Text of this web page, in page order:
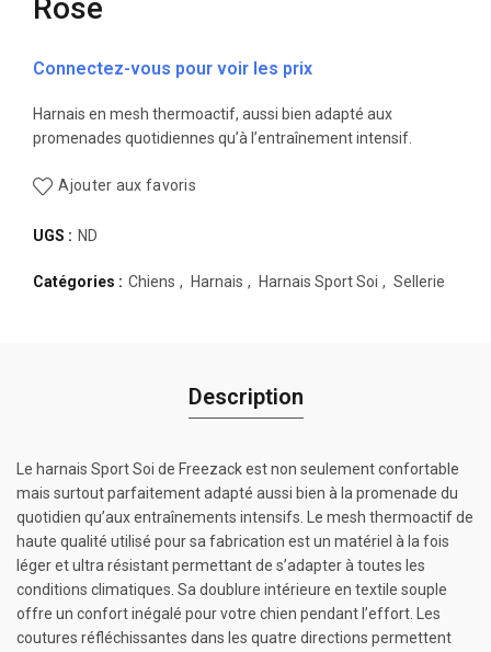
Rose
Connectez-vous pour voir les prix
Harnais en mesh thermoactif, aussi bien adapté aux
promenades quotidiennes qu’à l’entraînement intensif.
Ajouter aux favoris
UGS : ND
Catégories : Chiens , Harnais , Harnais Sport Soi , Sellerie
Description
Le harnais Sport Soi de Freezack est non seulement confortable
mais surtout parfaitement adapté aussi bien à la promenade du
quotidien qu’aux entraînements intensifs. Le mesh thermoactif de
haute qualité utilisé pour sa fabrication est un matériel à la fois
léger et ultra résistant permettant de s’adapter à toutes les
conditions climatiques. Sa doublure intérieure en textile souple
offre un confort inégalé pour votre chien pendant l’effort. Les
coutures réfléchissantes dans les quatre directions permettent